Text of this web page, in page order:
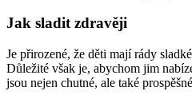
Jak sladit zdravěji
Je přirozené, že děti mají rády
Důležité však je, abychom jim
jsou nejen chutné, ale také